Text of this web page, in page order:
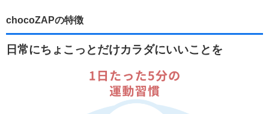
chocoZAPの特徴
日常にちょこっとだけカラダにいいことを